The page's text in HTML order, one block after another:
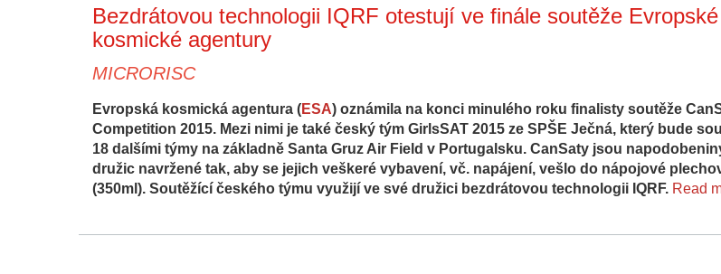
Bezdrátovou technologii IQRF otestují ve finále soutěže Evropské
kosmické agentury
MICRORISC
Evropská kosmická agentura (ESA) oznámila na konci minulého roku finalisty soutěže
Competition 2015. Mezi nimi je také český tým GirlsSAT 2015 ze SPŠE Ječná, který bude
18 dalšími týmy na základně Santa Gruz Air Field v Portugalsku. CanSaty jsou
družic navržené tak, aby se jejich veškeré vybavení, vč. napájení, vešlo do nápojové
(350ml). Soutěžící českého týmu využijí ve své družici bezdrátovou technologii IQRF. Read